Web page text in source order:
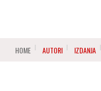
HOME AUTORI IZDANJA